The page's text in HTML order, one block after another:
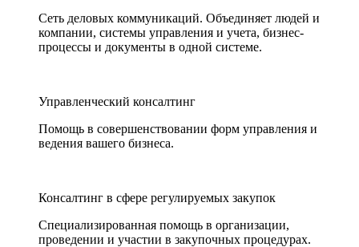
Сеть деловых коммуникаций. Объединяет людей и
компании, системы управления и учета, бизнес-
процессы и документы в одной системе.
Управленческий консалтинг
Помощь в совершенствовании форм управления и
ведения вашего бизнеса.
Консалтинг в сфере регулируемых закупок
Специализированная помощь в организации,
проведении и участии в закупочных процедурах.